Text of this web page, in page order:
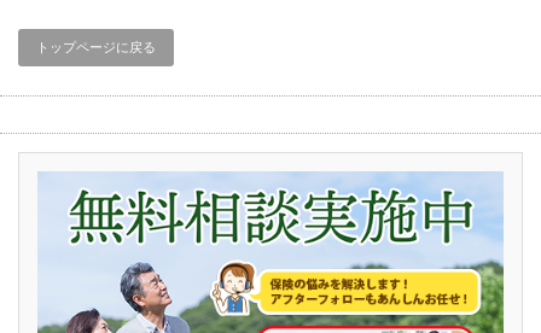
トップページに戻る